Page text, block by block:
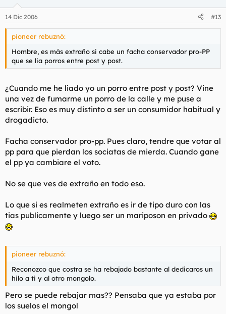
14 Dic 2006 #13
pioneer rebuznó:
Hombre, es más extraño si cabe un facha conservador pro-PP
que se lia porros entre post y post.
¿Cuando me he liado yo un porro entre post y post? Vine
una vez de fumarme un porro de la calle y me puse a
escribir. Eso es muy distinto a ser un consumidor habitual y
drogadicto.
Facha conservador pro-pp. Pues claro, tendre que votar al
pp para que pierdan los sociatas de mierda. Cuando gane
el pp ya cambiare el voto.
No se que ves de extraño en todo eso.
Lo que si es realmeten extraño es ir de tipo duro con las
tias publicamente y luego ser un mariposon en privado
pioneer rebuznó:
Reconozco que costra se ha rebajado bastante al dedicaros un
hilo a ti y al otro mongolo.
Pero se puede rebajar mas?? Pensaba que ya estaba por
los suelos el mongol